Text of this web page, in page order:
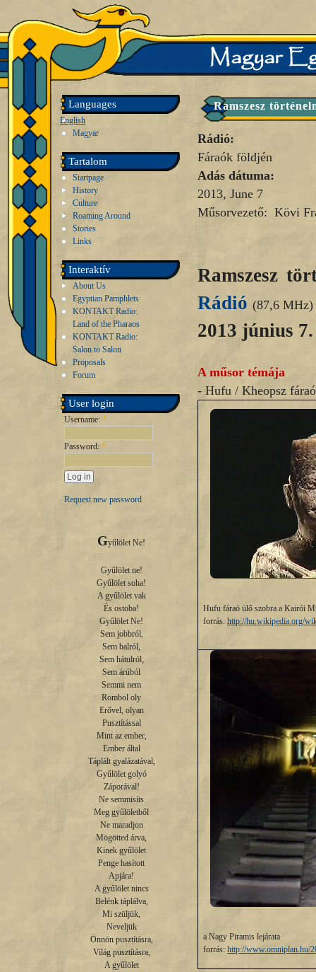
Languages
English
Magyar
Tartalom
Startpage
History
Culture
Roaming Around
Stories
Links
Interaktív
About Us
Egyptian Pamphlets
KONTAKT Radio:
Land of the Pharaos
KONTAKT Radio:
Salon to Salon
Proposals
Forum
User login
Username: *
Password: *
Request new password
Gyűlölet Ne!
Gyűlölet ne!
Gyűlölet soha!
A gyűlölet vak
És ostoba!
Gyűlölet Ne!
Sem jobbról,
Sem balról,
Sem hátulról,
Sem árúból
Semmi nem
Rombol oly
Erővel, olyan
Pusztítással
Mint az ember,
Ember által
Táplált gyalázatával,
Gyűlölet golyó
Záporával!
Ne semmisíts
Meg gyűlöletből
Ne maradjon
Mögötted árva,
Kinek gyűlölet
Penge hasított
Apjára!
A gyűlölet nincs
Belénk táplálva,
Mi szüljük,
Neveljük
Önnön pusztításra,
Világ pusztításra,
A gyűlölet
Ramszesz
Rádió:
Fáraók földjén
Adás dátuma:
2013, June 7
Műsorvezető: Kövi
Ramszesz
Rádió (87,6 MHz)
2013 június 7.
A műsor témája
- Hufu / Kheopsz
Hufu fáraó ülő szobra a Kairói
forrás:http://hu.wikipedia.org/
a Nagy Piramis lejárata
forrás:http://www.omniplan.hu/